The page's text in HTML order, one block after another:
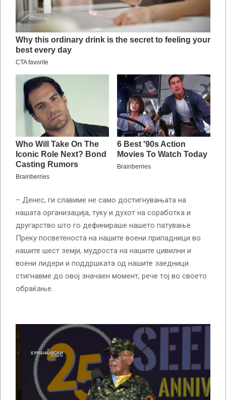
– Денес, ги славиме не само достигнувањата на
нашата организација, туку и духот на соработка и
другарство што го дефинираше нашето патување.
Преку посветеноста на нашите воени припадници во
нашите шест земји, мудроста на нашите цивилни и
воени лидери и поддршката од нашите заедници
стигнавме до овој значаен момент, рече тој во своето
обраќање.